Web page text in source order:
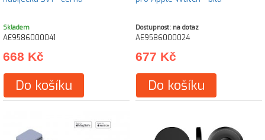
Skladem
AE9586000041
668 Kč
Do košíku
Dostupnost: na dotaz
AE9586000024
677 Kč
Do košíku